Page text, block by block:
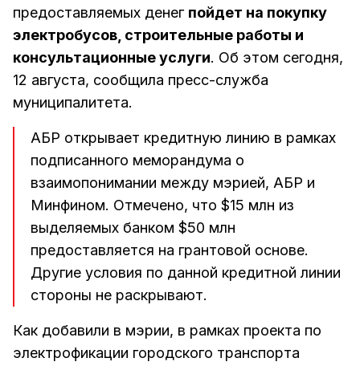
предоставляемых денег пойдет на покупку
электробусов, строительные работы и
консультационные услуги. Об этом сегодня,
12 августа, сообщила пресс-служба
муниципалитета.
АБР открывает кредитную линию в рамках
подписанного меморандума о
взаимопонимании между мэрией, АБР и
Минфином. Отмечено, что $15 млн из
выделяемых банком $50 млн
предоставляется на грантовой основе.
Другие условия по данной кредитной линии
стороны не раскрывают.
Как добавили в мэрии, в рамках проекта по
электрофикации городского транспорта